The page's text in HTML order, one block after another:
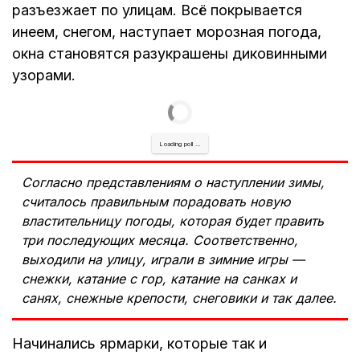
разъезжает по улицам. Всё покрывается
инеем, снегом, наступает морозная погода,
окна становятся разукрашены диковинными
узорами.
Loading poll ...
Согласно представлениям о наступлении зимы,
считалось правильным порадовать новую
властительницу погоды, которая будет править
три последующих месяца. Соответственно,
выходили на улицу, играли в зимние игры —
снежки, катание с гор, катание на санках и
санях, снежные крепости, снеговики и так далее.
Начинались ярмарки, которые так и